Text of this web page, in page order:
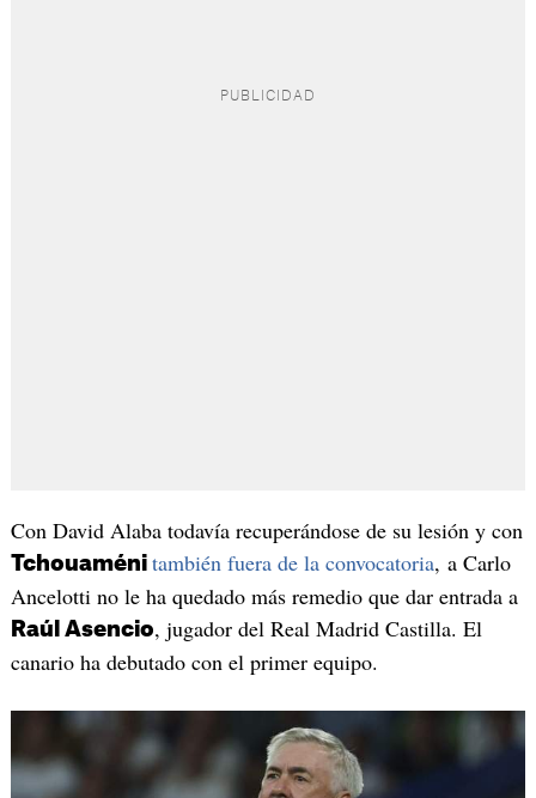
Con David Alaba todavía recuperándose de su lesión y con
Tchouaméni también fuera de la convocatoria, a Carlo
Ancelotti no le ha quedado más remedio que dar entrada a
Raúl Asencio, jugador del Real Madrid Castilla. El
canario ha debutado con el primer equipo.